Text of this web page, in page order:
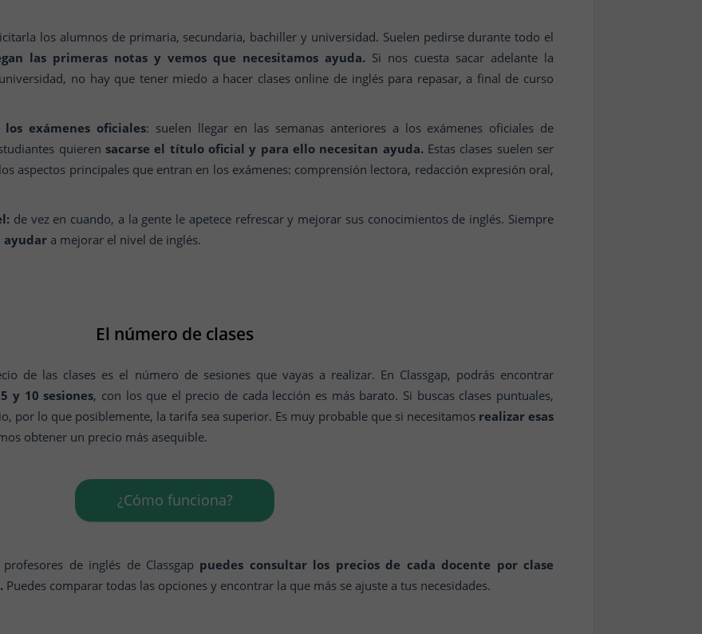
los alumnos de primaria, secundaria, bachiller y universidad. Suelen pedirse durante todo el
las primeras notas y vemos que necesitamos ayuda. Si nos cuesta sacar adelante la
no hay que tener miedo a hacer clases online de inglés para repasar, a final de curso
exámenes oficiales: suelen llegar en las semanas anteriores a los exámenes oficiales de
quieren sacarse el título oficial y para ello necesitan ayuda.Estas clases suelen ser
aspectos principales que entran en los exámenes: comprensión lectora, redacción expresión oral,
de vez en cuando, a la gente le apetece refrescar y mejorar sus conocimientos de inglés. Siempre
ayudar a mejorar el nivel de inglés.
El número de clases
de las clases es el número de sesiones que vayas a realizar. En Classgap, podrás encontrar
y 10 sesiones, con los que el precio de cada lección es más barato. Si buscas clases puntuales,
por lo que posiblemente, la tarifa sea superior. Es muy probable que si necesitamos realizar esas
obtener un precio más asequible.
¿Cómo funciona?
de inglés de Classgap puedes consultar los precios de cada docente por clase
Puedes comparar todas las opciones y encontrar la que más se ajuste a tus necesidades.